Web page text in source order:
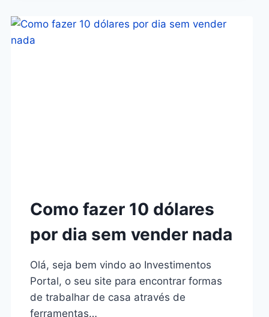
Como fazer 10 dólares
por dia sem vender nada
Olá, seja bem vindo ao Investimentos
Portal, o seu site para encontrar formas
de trabalhar de casa através de
ferramentas…